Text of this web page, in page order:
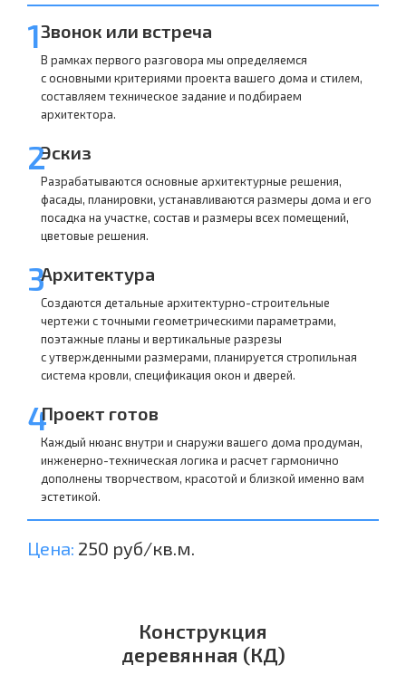
1Звонок или встреча
В рамках первого разговора мы определяемся
с основными критериями проекта вашего дома и стилем,
составляем техническое задание и подбираем
архитектора.
2Эскиз
Разрабатываются основные архитектурные решения,
фасады, планировки, устанавливаются размеры дома и его
посадка на участке, состав и размеры всех помещений,
цветовые решения.
3Архитектура
Создаются детальные архитектурно-строительные
чертежи с точными геометрическими параметрами,
поэтажные планы и вертикальные разрезы
с утвержденными размерами, планируется стропильная
система кровли, спецификация окон и дверей.
4Проект готов
Каждый нюанс внутри и снаружи вашего дома продуман,
инженерно-техническая логика и расчет гармонично
дополнены творчеством, красотой и близкой именно вам
эстетикой.
Цена: 250 руб/кв.м.
Конструкция
деревянная (КД)